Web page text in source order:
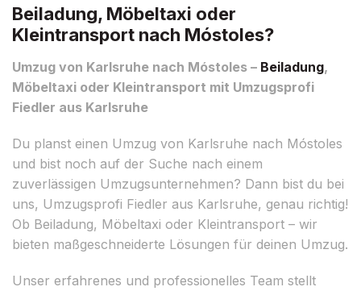
Beiladung, Möbeltaxi oder
Kleintransport nach Móstoles?
Umzug von Karlsruhe nach Móstoles – Beiladung,
Möbeltaxi oder Kleintransport mit Umzugsprofi
Fiedler aus Karlsruhe
Du planst einen Umzug von Karlsruhe nach Móstoles
und bist noch auf der Suche nach einem
zuverlässigen Umzugsunternehmen? Dann bist du bei
uns, Umzugsprofi Fiedler aus Karlsruhe, genau richtig!
Ob Beiladung, Möbeltaxi oder Kleintransport – wir
bieten maßgeschneiderte Lösungen für deinen Umzug.
Unser erfahrenes und professionelles Team stellt